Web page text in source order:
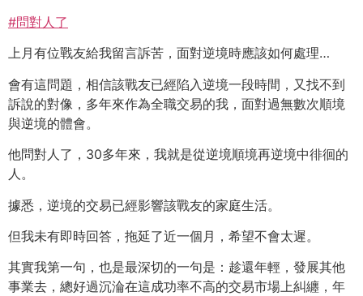
#問對人了
上月有位戰友給我留言訴苦，面對逆境時應該如何處理…
會有這問題，相信該戰友已經陷入逆境一段時間，又找不到
訴說的對像，多年來作為全職交易的我，面對過無數次順境
與逆境的體會。
他問對人了，30多年來，我就是從逆境順境再逆境中徘徊的
人。
據悉，逆境的交易已經影響該戰友的家庭生活。
但我未有即時回答，拖延了近一個月，希望不會太遲。
其實我第一句，也是最深切的一句是：趁還年輕，發展其他
事業去，總好過沉淪在這成功率不高的交易市場上糾纏，年